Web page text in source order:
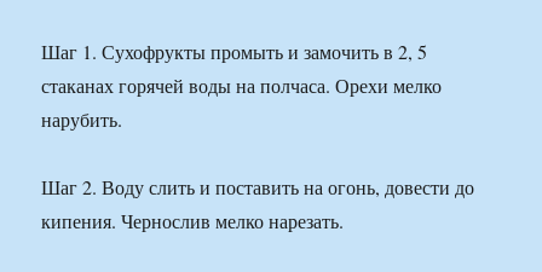
Шаг 1. Сухофрукты промыть и замочить в 2, 5
стаканах горячей воды на полчаса. Орехи мелко
нарубить.
Шаг 2. Воду слить и поставить на огонь, довести до
кипения. Чернослив мелко нарезать.